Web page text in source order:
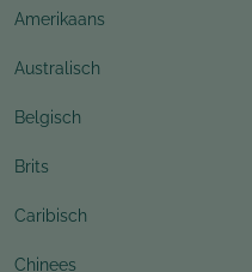
Amerikaans
Australisch
Belgisch
Brits
Caribisch
Chinees